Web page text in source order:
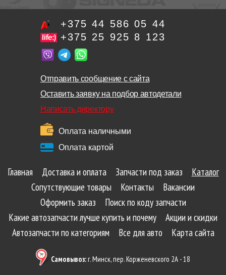
+375 44 586 05 44
+375 25 925 8 123
Отправить сообщение с сайта
Оставить заявку на подбор автодетали
Написать директору
Оплата наличными
Оплата картой
Главная Доставка и оплата Запчасти под заказ
Каталог
Сопутствующие товары
Контакты
Вакансии
Оформить заказ
Поиск по коду запчасти
Какие автозапчасти лучше купить и почему
Акции и скидки
Автозапчасти по категориям
Все для авто Карта сайта
Самовывоз:г. Минск, пер. Корженевского 2А - 18